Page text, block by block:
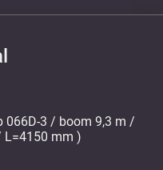
066D-3 / boom 9,3 m /
L=4150 mm )